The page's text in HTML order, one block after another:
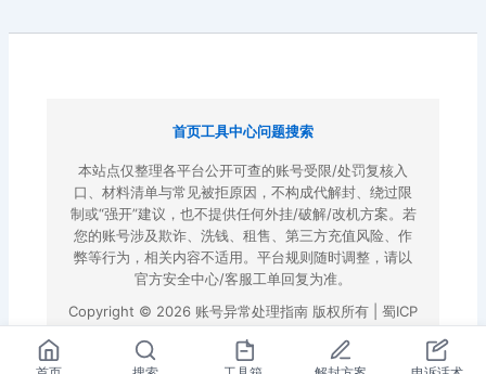
首页工具中心问题搜索
本站点仅整理各平台公开可查的账号受限/处罚复核入
口、材料清单与常见被拒原因，不构成代解封、绕过限
制或“强开”建议，也不提供任何外挂/破解/改机方案。若
您的账号涉及欺诈、洗钱、租售、第三方充值风险、作
弊等行为，相关内容不适用。平台规则随时调整，请以
官方安全中心/客服工单回复为准。
Copyright © 2026 账号异常处理指南 版权所有 | 蜀ICP